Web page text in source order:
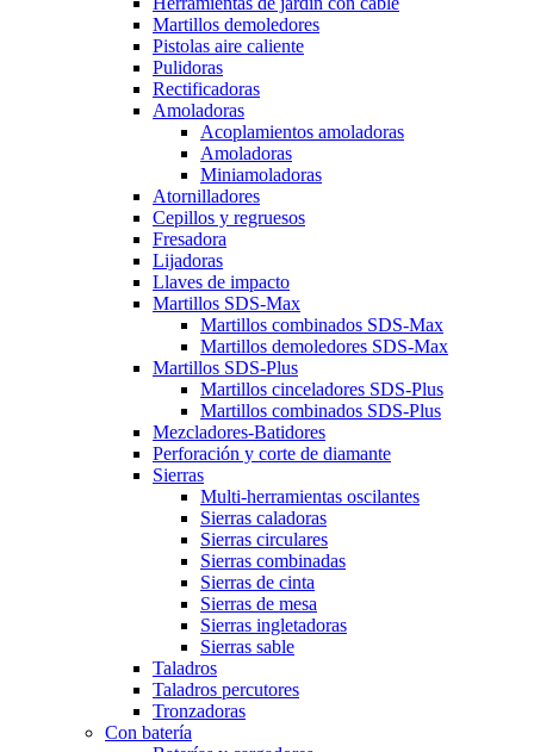
Martillos demoledores
Pistolas aire caliente
Pulidoras
Rectificadoras
Amoladoras
Acoplamientos amoladoras
Amoladoras
Miniamoladoras
Atornilladores
Cepillos y regruesos
Fresadora
Lijadoras
Llaves de impacto
Martillos SDS-Max
Martillos combinados SDS-Max
Martillos demoledores SDS-Max
Martillos SDS-Plus
Martillos cinceladores SDS-Plus
Martillos combinados SDS-Plus
Mezcladores-Batidores
Perforación y corte de diamante
Sierras
Multi-herramientas oscilantes
Sierras caladoras
Sierras circulares
Sierras combinadas
Sierras de cinta
Sierras de mesa
Sierras ingletadoras
Sierras sable
Taladros
Taladros percutores
Tronzadoras
Con batería